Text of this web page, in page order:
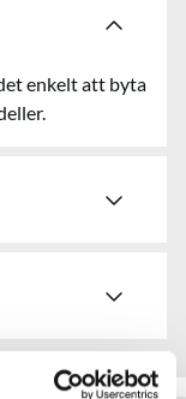
enkelt att byta